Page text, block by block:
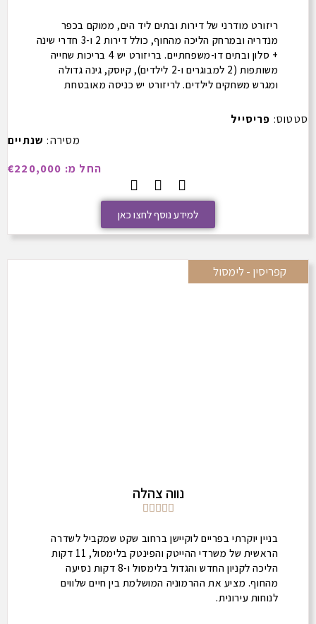
ריזורט מודרני של דירות ובתים ליד הים, ממוקם בכפר
מנדריה ובמרחק הליכה מהחוף, כולל דירות 2 ו-3 חדרי שינה
+ סלון ובתים דו-משפחתיים. בריזורט יש 4 בריכות שחייה
משותפות (2 למבוגרים ו-2 לילדים), קיוסק, גינה גדולה
ומגרש משחקים לילדים. לריזורט יש כניסה מאובטחת
וסופר ענק. אטרקציות סמוכות כוללות את סלע אפרודיטה,
הבינלאומיים בסיקרט ואלי. הריזורט נמצא במרחק נסיעה
פאפוס ללימסול. מיקום אסטרטגי במרחק נסיעה קצר
סטטוס: פריסייל
מסירה: שנתיים
החל מ: €220,000
למידע נוסף לחצו כאן
קפריסין - לימסול
נווה צהלה





בניין יוקרתי בפריים לוקיישן ברחוב שקט שמקביל לשדרה
הראשית של משרדי ההייטק והפינטק בלימסול, 11 דקות
הליכה לקניון החדש והגדול בלימסול ו-8 דקות נסיעה
מהחוף. מציע את ההרמוניה המושלמת בין חיים שלווים
לנוחות עירונית.